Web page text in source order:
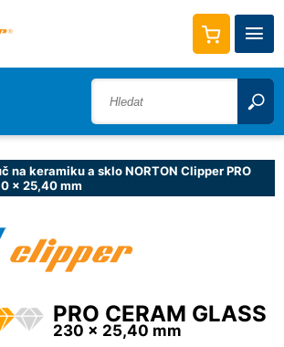
na keramiku a sklo NORTON Clipper PRO
x 25,40 mm
PRO CERAM GLASS
230 x 25,40 mm